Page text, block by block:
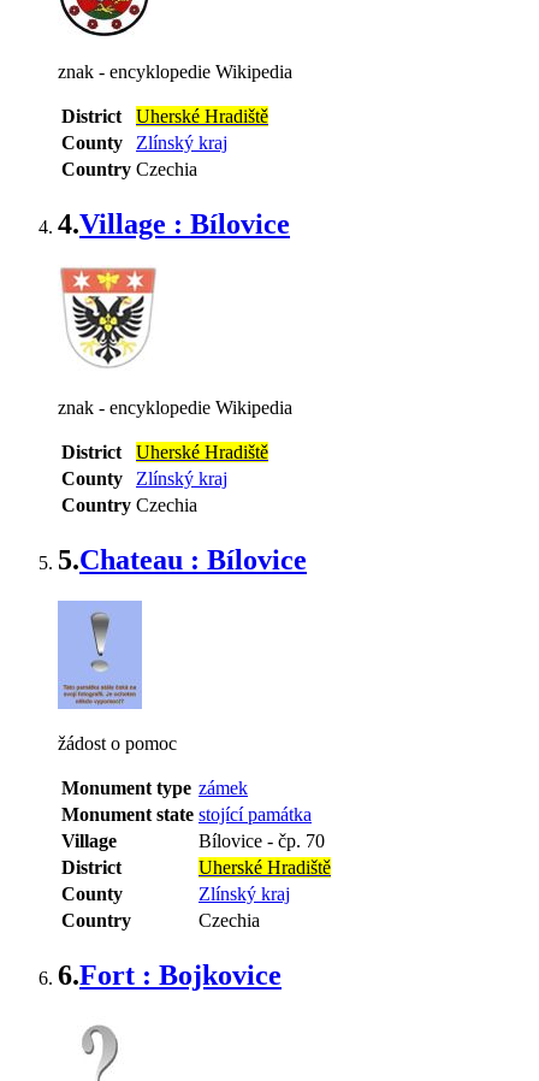
znak - encyklopedie Wikipedia
District
Uherské Hradiště
County
Zlínský kraj
Country Czechia
4.Village : Bílovice
znak - encyklopedie Wikipedia
District
Uherské Hradiště
County
Zlínský kraj
Country Czechia
5.Chateau : Bílovice
žádost o pomoc
Monument type zámek
Monument state stojící památka
Village
Bílovice - čp. 70
District
Uherské Hradiště
County
Zlínský kraj
Country
Czechia
6.Fort : Bojkovice